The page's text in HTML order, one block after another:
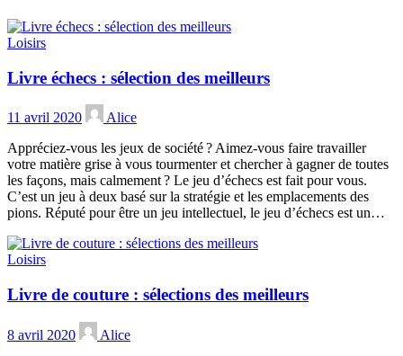
Loisirs
Livre échecs : sélection des meilleurs
11 avril 2020
Alice
Appréciez-vous les jeux de société ? Aimez-vous faire travailler
votre matière grise à vous tourmenter et chercher à gagner de toutes
les façons, mais calmement ? Le jeu d’échecs est fait pour vous.
C’est un jeu à deux basé sur la stratégie et les emplacements des
pions. Réputé pour être un jeu intellectuel, le jeu d’échecs est un…
Loisirs
Livre de couture : sélections des meilleurs
8 avril 2020
Alice